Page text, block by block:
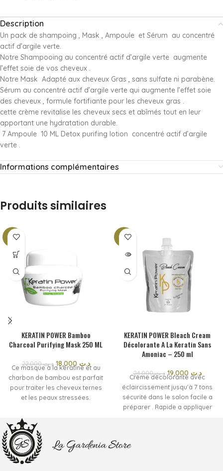
Description
Un pack de shampoing , Mask , Ampoule et Sérum au concentré
actif d’argile verte.
Notre Shampooing au concentré actif d’argile verte augmente
l’effet soie de vos cheveux .
Notre Mask Adapté aux cheveux Gras , sans sulfate ni parabène.
Sérum au concentré actif d’argile verte qui augmente l’effet soie
des cheveux , formule fortifiante pour les cheveux gras .
cette crème revitalise les cheveux secs et abîmés tout en leur
apportant une hydratation durable.
7 Ampoule 10 ML Detox purifing lotion concentré actif d’argile
verte .
Informations complémentaires
Produits similaires
-18%
KERATIN POWER Bamboo
Charcoal Purifying Mask 250 ML
د.ت22,000 د.ت
Ce masque à la kératine et au
charbon de bambou est parfait
pour traiter les cheveux ternes
et les peaux stressées.
réputé pour ses propriétés
purifiantes et rééquilibrantes
reconnues pour la peau et les
cheveux avec une action
-21%
SOLD
KERATIN POWER Bleach Cream
Décolorante A La Keratin Sans
Amoniac – 250 ml
د.ت24,000 د.ت
Crème décolorante avec
éclaircissement jusqu'à 7 tons
sécurité dans le salon facile a
préparer . Rapide a appliquer
éclaircissement jusqu'à 7 tons